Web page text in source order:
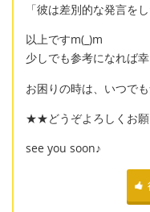
「彼は差別的な発言をし
以上ですm(_)m
少しでも参考になれば
お困りの時は、いつで
★★どうぞよろしくお
see you soon♪